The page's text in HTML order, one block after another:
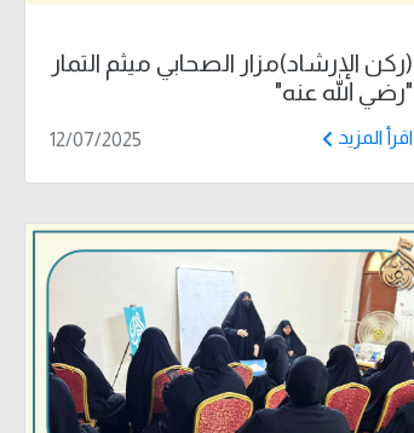
(ركن الإرشاد)مزار الصحابي ميثم التمار
"رضي الله عنه"
اقرأ المزيد 12/07/2025